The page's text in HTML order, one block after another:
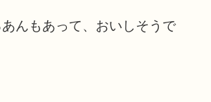
んもあって、おいしそうで